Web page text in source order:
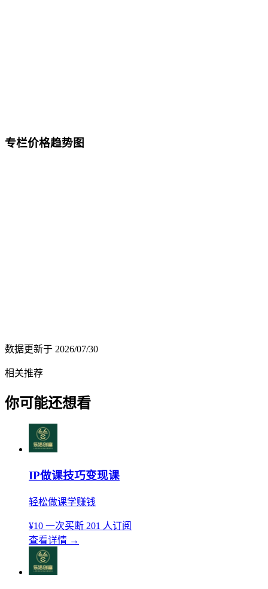
专栏价格趋势图
数据更新于 2026/07/30
相关推荐
你可能还想看
IP做课技巧变现课
轻松做课学赚钱
¥10 一次买断 201 人订阅
查看详情 →